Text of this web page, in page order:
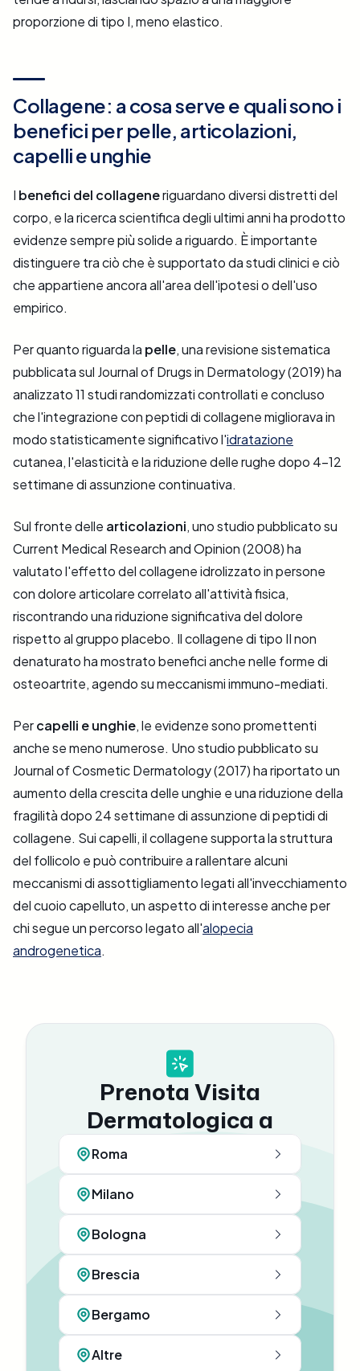
proporzione di tipo I, meno elastico.
Collagene: a cosa serve e quali sono i
benefici per pelle, articolazioni,
capelli e unghie
I benefici del collageneriguardano diversi distretti del
corpo, e la ricerca scientifica degli ultimi anni ha prodotto
evidenze sempre più solide a riguardo. È importante
distinguere tra ciò che è supportato da studi clinici e ciò
che appartiene ancora all'area dell'ipotesi o dell'uso
empirico.
Per quanto riguarda la pelle, una revisione sistematica
pubblicata sul Journal of Drugs in Dermatology (2019) ha
analizzato 11 studi randomizzati controllati e concluso
che l'integrazione con peptidi di collagene migliorava in
modo statisticamente significativo l'idratazione
cutanea, l'elasticità e la riduzione delle rughe dopo 4-12
settimane di assunzione continuativa.
Sul fronte delle articolazioni, uno studio pubblicato su
Current Medical Research and Opinion (2008) ha
valutato l'effetto del collagene idrolizzato in persone
con dolore articolare correlato all'attività fisica,
riscontrando una riduzione significativa del dolore
rispetto al gruppo placebo. Il collagene di tipo II non
denaturato ha mostrato benefici anche nelle forme di
osteoartrite, agendo su meccanismi immuno-mediati.
Percapelli e unghie, le evidenze sono promettenti
anche se meno numerose. Uno studio pubblicato su
Journal of Cosmetic Dermatology (2017) ha riportato un
aumento della crescita delle unghie e una riduzione della
fragilità dopo 24 settimane di assunzione di peptidi di
collagene. Sui capelli, il collagene supporta la struttura
del follicolo e può contribuire a rallentare alcuni
meccanismi di assottigliamento legati all'invecchiamento
del cuoio capelluto, un aspetto di interesse anche per
chi segue un percorso legato all'alopecia
androgenetica.
Prenota Visita
Dermatologica a
Roma
Milano
Bologna
Brescia
Bergamo
Altre